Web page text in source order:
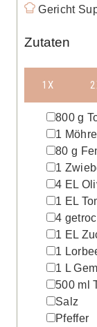
Gericht
Zutaten
1X
▢
800 g
▢1 Möhre
▢
80 g
▢1
▢
4 EL
▢1 EL
▢
4
▢1 EL
▢1
▢1 L
▢
500 ml
▢
Salz
▢
Pfeffer